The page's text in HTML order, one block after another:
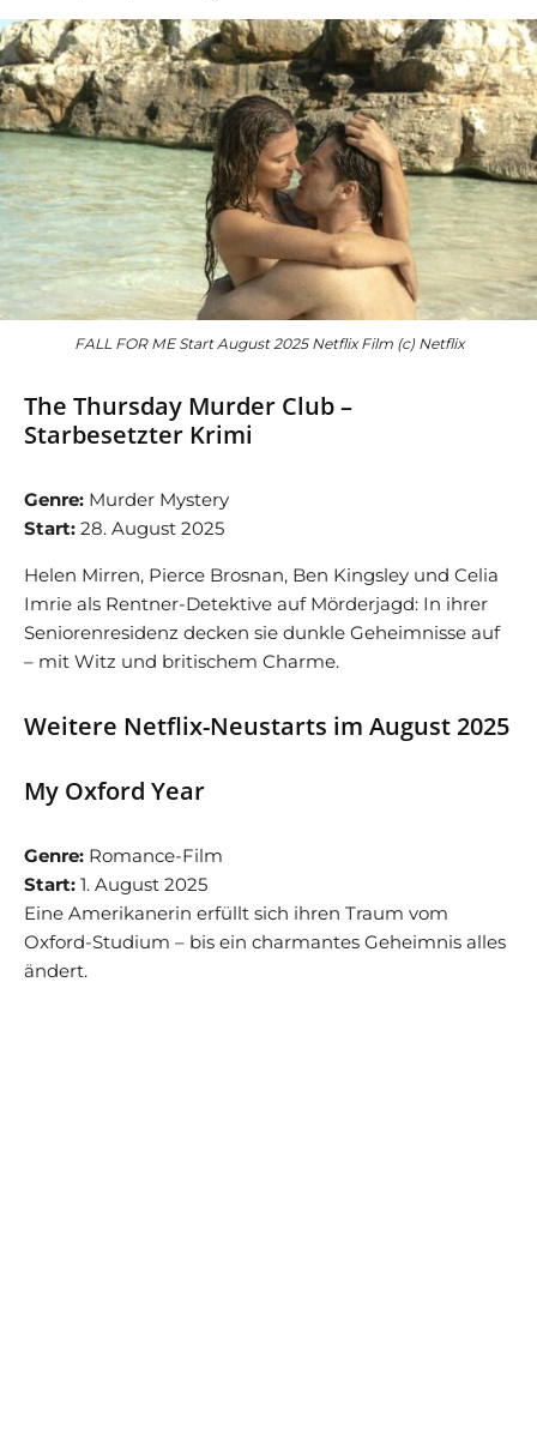
FALL FOR ME Start August 2025 Netflix Film (c) Netflix
The Thursday Murder Club –
Starbesetzter Krimi
Genre: Murder Mystery
Start: 28. August 2025
Helen Mirren, Pierce Brosnan, Ben Kingsley und Celia
Imrie als Rentner-Detektive auf Mörderjagd: In ihrer
Seniorenresidenz decken sie dunkle Geheimnisse auf
– mit Witz und britischem Charme.
Weitere Netflix-Neustarts im August 2025
My Oxford Year
Genre: Romance-Film
Start: 1. August 2025
Eine Amerikanerin erfüllt sich ihren Traum vom
Oxford-Studium – bis ein charmantes Geheimnis alles
ändert.